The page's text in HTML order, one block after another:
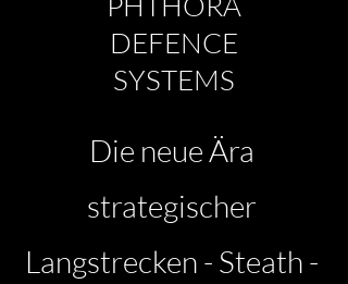
DEFENCE
SYSTEMS
Die neue Ära
strategischer
Langstrecken - Steath -